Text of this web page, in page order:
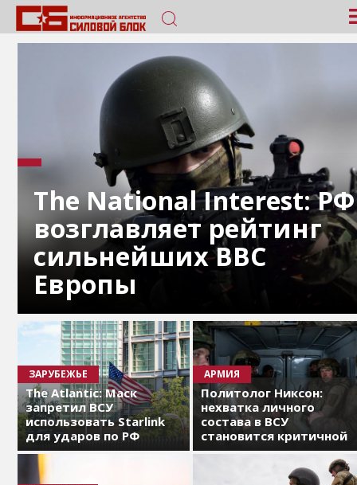
The National Interest: РФ
возглавляет рейтинг
сильнейших ВВС
Европы
ЗАРУБЕЖЬЕ
The Atlantic: Маск
запретил ВСУ
использовать Starlink
для ударов по РФ
АРМИЯ
Политолог Никсон:
нехватка личного
состава в ВСУ
становится критичной